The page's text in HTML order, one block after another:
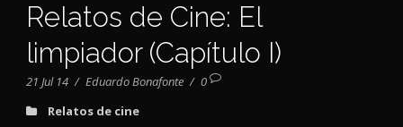
Relatos de Cine: El
limpiador (Capítulo I)
21 Jul 14 / Eduardo Bonafonte / 0
Relatos de cine